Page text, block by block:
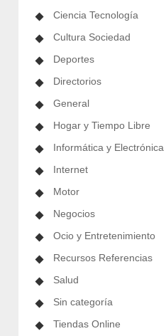
Ciencia Tecnología
Cultura Sociedad
Deportes
Directorios
General
Hogar y Tiempo Libre
Informática y Electrónica
Internet
Motor
Negocios
Ocio y Entretenimiento
Recursos Referencias
Salud
Sin categoría
Tiendas Online